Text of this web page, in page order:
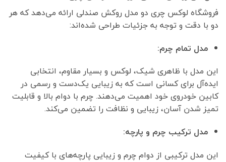
فروشگاه لوکس چری دو مدل روکش صندلی ارائه می‌دهد که هر
دو با دقت و توجه به جزئیات طراحی شده‌اند:
مدل تمام چرم:
این مدل با ظاهری شیک، لوکس و بسیار مقاوم، انتخابی
ایده‌آل برای کسانی است که به زیبایی یک‌دست و رسمی در
کابین خودروی خود اهمیت می‌دهند. چرم با دوام بالا و قابلیت
تمیز شدن آسان، زیبایی و نظافت را تضمین می‌کند.
مدل ترکیب چرم و پارچه:
این مدل ترکیبی از دوام چرم و زیبایی پارچه‌های با کیفیت